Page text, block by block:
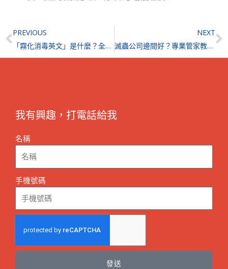
Prev
PREVIOUS
「霧化消毒英文」是什麼？全面認識 ULV Fogging 與 3D 立體消毒的原理、優勢與應用
NEXT
滅蟲公司邊間好？專業管家教您 5 大黃金準則，避開報價陷阱與無效服務
我有興趣，打電話給我
名稱
手機號碼
發送